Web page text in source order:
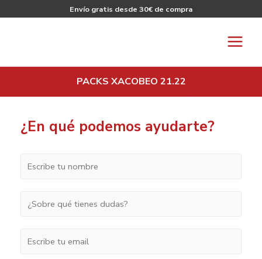
Envío gratis desde 30€ de compra
PACKS XACOBEO 21.22
¿En qué podemos ayudarte?